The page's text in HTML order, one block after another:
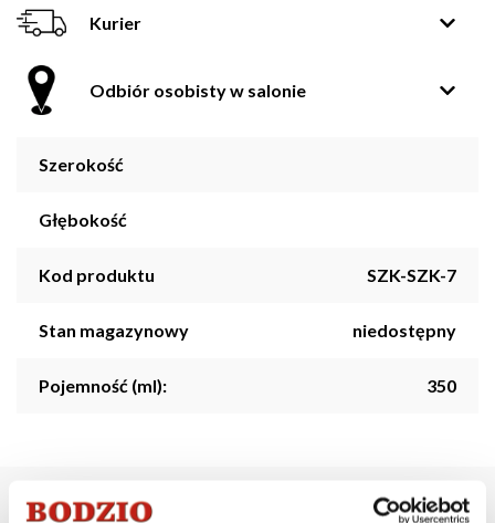
Kurier
Odbiór osobisty w salonie
Szerokość
Głębokość
Kod produktu SZK-SZK-7
Stan magazynowy niedostępny
Pojemność (ml): 350